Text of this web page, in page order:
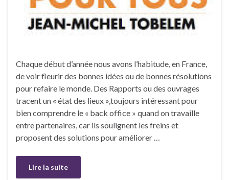
Chaque début d’année nous avons l’habitude, en France,
de voir fleurir des bonnes idées ou de bonnes résolutions
pour refaire le monde. Des Rapports ou des ouvrages
tracent un « état des lieux »,toujours intéressant pour
bien comprendre le « back office » quand on travaille
entre partenaires, car ils soulignent les freins et
proposent des solutions pour améliorer …
Lire la suite